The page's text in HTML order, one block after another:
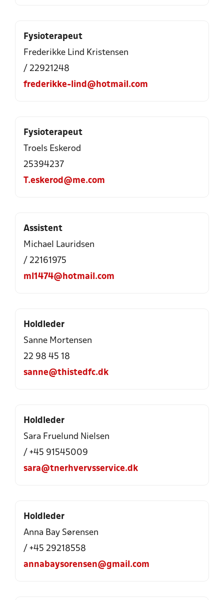
Fysioterapeut
Frederikke Lind Kristensen
/ 22921248
frederikke-lind@hotmail.com
Fysioterapeut
Troels Eskerod
25394237
T.eskerod@me.com
Assistent
Michael Lauridsen
/ 22161975
ml1474@hotmail.com
Holdleder
Sanne Mortensen
22 98 45 18
sanne@thistedfc.dk
Holdleder
Sara Fruelund Nielsen
/ +45 91545009
sara@tnerhvervsservice.dk
Holdleder
Anna Bay Sørensen
/ +45 29218558
annabaysorensen@gmail.com